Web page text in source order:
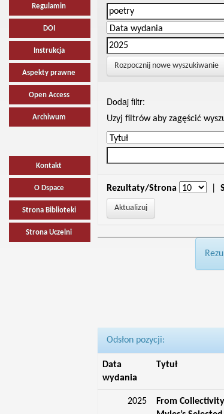
Regulamin
DOI
Instrukcja
Aspekty prawne
Open Access
Archiwum
Kontakt
O Dspace
Strona Biblioteki
Strona Uczelni
Rozpocznij nowe wyszukiwanie
Dodaj filtr:
Uzyj filtrów aby zagęścić
Rezultaty/Strona
Odsłon pozycji:
Data
wydania
Tytuł
2025
From